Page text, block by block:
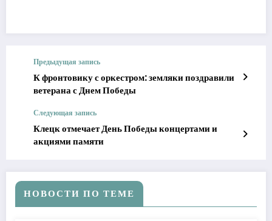
Предыдущая запись
К фронтовику с оркестром: земляки поздравили
ветерана с Днем Победы
Следующая запись
Клецк отмечает День Победы концертами и
акциями памяти
НОВОСТИ ПО ТЕМЕ